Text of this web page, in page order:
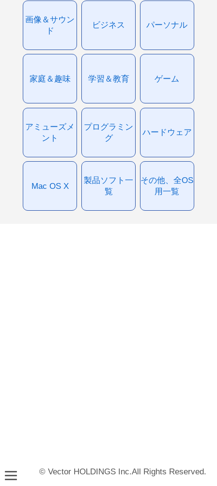
画像＆サウン
ド
ビジネス パーソナル
家庭＆趣味 学習＆教育 ゲーム
アミューズメ
ント
プログラミン
グ
ハードウェア
Mac OS X
製品ソフト一
覧
その他、全OS
用一覧
© Vector HOLDINGS Inc.All Rights Reserved.